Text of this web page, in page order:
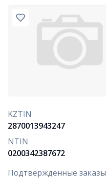
KZTIN
2870013943247
NTIN
0200342387672
Подтверждённые заказы